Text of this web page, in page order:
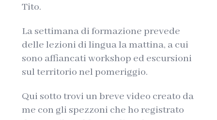
Tito.
La settimana di formazione prevede
delle lezioni di lingua la mattina, a cui
sono affiancati workshop ed escursioni
sul territorio nel pomeriggio.
Qui sotto trovi un breve video creato da
me con gli spezzoni che ho registrato